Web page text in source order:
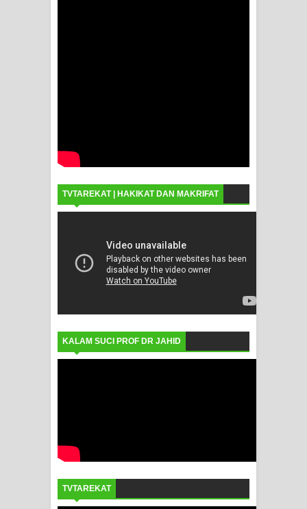
TVTAREKAT | HAKIKAT DAN MAKRIFAT
KALAM SUCI PROF DR JAHID
TVTAREKAT